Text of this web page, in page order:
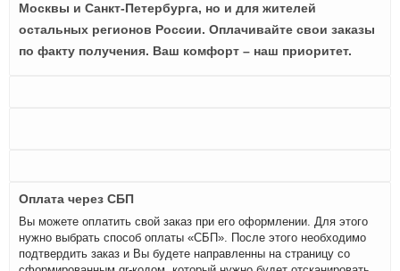
Москвы и Санкт-Петербурга, но и для жителей
остальных регионов России. Оплачивайте свои заказы
по факту получения. Ваш комфорт – наш приоритет.
Оплата через СБП
Вы можете оплатить свой заказ при его оформлении. Для этого
нужно выбрать способ оплаты «СБП». После этого необходимо
подтвердить заказ и Вы будете направленны на страницу со